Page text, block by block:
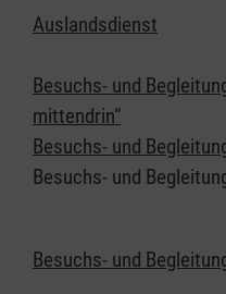
Auslandsdienst
Besuchs- und
mittendrin“
Besuchs- und
Besuchs- und
Besuchs- und